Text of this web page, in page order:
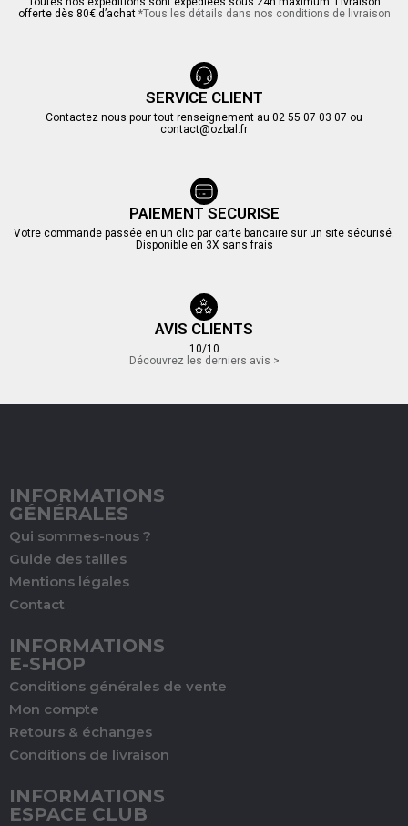
offerte dès 80€ d’achat *Tous les détails dans nos conditions de livraison
SERVICE CLIENT
Contactez nous pour tout renseignement au 02 55 07 03 07 ou
contact@ozbal.fr
PAIEMENT SECURISE
Votre commande passée en un clic par carte bancaire sur un site sécurisé.
Disponible en 3X sans frais
AVIS CLIENTS
10/10
Découvrez les derniers avis >
INFORMATIONS
GÉNÉRALES
Qui sommes-nous ?
Guide des tailles
Mentions légales
Contact
INFORMATIONS
E-SHOP
Conditions générales de vente
Mon compte
Retours & échanges
Conditions de livraison
INFORMATIONS
ESPACE CLUB